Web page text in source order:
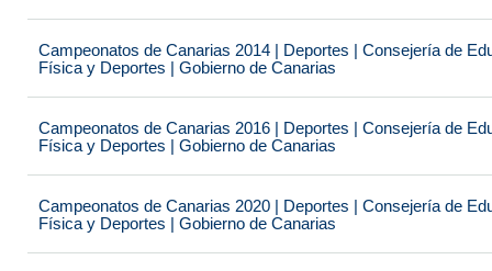
Campeonatos de Canarias 2014 | Deportes | Consejería de
Física y Deportes | Gobierno de Canarias
Campeonatos de Canarias 2016 | Deportes | Consejería de
Física y Deportes | Gobierno de Canarias
Campeonatos de Canarias 2020 | Deportes | Consejería de
Física y Deportes | Gobierno de Canarias